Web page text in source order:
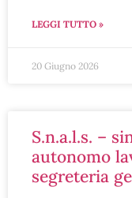
LEGGI TUTTO »
20 Giugno 2026
s.n.a.l.s. – sindacato nazionale
autonomo
segreteria